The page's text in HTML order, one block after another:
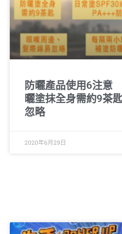
防曬產品使用6注意
曬塗抹全身需約9茶
忽略
2020年6月29日